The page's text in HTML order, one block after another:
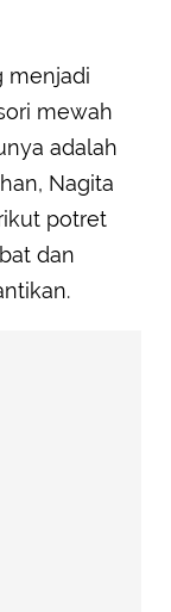
menjadi
mewah
adalah
Nagita
potret
dan